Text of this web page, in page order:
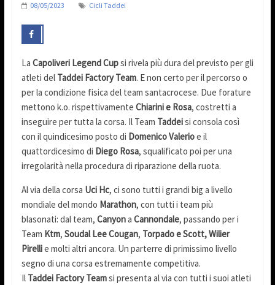
08/05/2023 Cicli Taddei
La Capoliveri Legend Cupsi rivela più dura del previsto per gli
atleti del Taddei Factory Team. E non certo per il percorso o
per la condizione fisica del team santacrocese. Due forature
mettono k.o. rispettivamente Chiarini e Rosa, costretti a
inseguire per tutta la corsa. Il Team Taddeisi consola così
con il quindicesimo posto di Domenico Valerioe il
quattordicesimo di Diego Rosa, squalificato poi per una
irregolarità nella procedura di riparazione della ruota.
Al via della corsa Uci Hc, ci sono tutti i grandi big a livello
mondiale del mondo Marathon, con tutti i team più
blasonati: dal team, Canyona Cannondale, passando per i
Team Ktm, Soudal Lee Cougan, Torpado e Scott, Wilier
Pirellie molti altri ancora. Un parterre di primissimo livello
segno di una corsa estremamente competitiva.
Il Taddei Factory Teamsi presenta al via con tutti i suoi atleti